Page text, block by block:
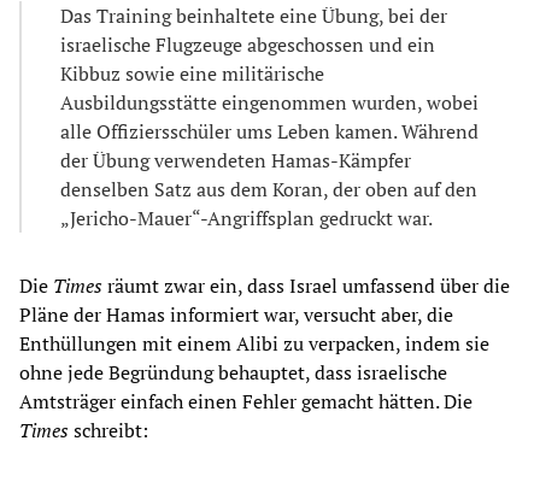
Das Training beinhaltete eine Übung, bei der
israelische Flugzeuge abgeschossen und ein
Kibbuz sowie eine militärische
Ausbildungsstätte eingenommen wurden, wobei
alle Offiziersschüler ums Leben kamen. Während
der Übung verwendeten Hamas-Kämpfer
denselben Satz aus dem Koran, der oben auf den
„Jericho-Mauer“-Angriffsplan gedruckt war.
Die Timesräumt zwar ein, dass Israel umfassend über die
Pläne der Hamas informiert war, versucht aber, die
Enthüllungen mit einem Alibi zu verpacken, indem sie
ohne jede Begründung behauptet, dass israelische
Amtsträger einfach einen Fehler gemacht hätten. Die
Timesschreibt: